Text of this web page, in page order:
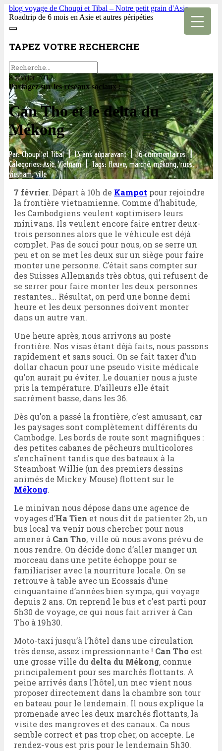
blog voyage de Choupi et Tibal – Notre petit grain d'Asie
Roadtrip de 6 mois en Asie et autres péripéties
TAPEZ VOTRE RECHERCHE
8 février 2012
Partagez sur les réseaux sociaux :
Can Tho et le delta du
Mékong
Par:Choupi et Tibal |13 ans auparavant|16 commentaires|
Categories:Asie,Vietnam |Tags:fleuve,marché,mékong,rues,
vietnam,ville
7 février. Départ à 10h de Kampot pour rejoindre
la frontière vietnamienne. Comme d’habitude,
les Cambodgiens veulent «optimiser» leurs
minivans. Ils veulent encore faire entrer deux-
trois personnes alors que le véhicule est déjà
complet. Pas de souci pour nous, on se serre un
peu et on se met les deux sur un siège pour faire
monter une personne. C’était sans compter sur
des Suisses Allemands très obtus, qui refusent de
se serrer pour faire monter les deux personnes
restantes… Résultat, on perd une bonne demi
heure et les deux personnes doivent monter
dans un autre van.
Une heure après, nous arrivons au poste
frontière. Nos visas étant déjà faits, nous passons
rapidement et sans souci. On se fait taxer d’un
dollar chacun pour une pseudo visite médicale
qu’on aurait pu éviter. Le douanier nous a juste
pris la température. D’ailleurs elle était
sacrément basse, dans les 36.
Dès qu’on a passé la frontière, c’est amusant, car
les paysages sont complètement différents du
Cambodge. Les bords de route sont magnifiques :
des petites cabanes de pêcheurs multicolores
s’enchaînent tandis que des bateaux à la
Steamboat Willie (un des premiers dessins
animés de Mickey Mouse) flottent sur le
Mékong.
Le minivan nous dépose dans une agence de
voyages d’Ha Tien et nous dit de patienter 2h, un
bus local va venir nous chercher pour nous
amener à Can Tho, ville où nous avons prévu de
nous rendre. On décide donc d’aller manger un
morceau dans une petite échoppe pour se
familiariser avec la nourriture locale. On se
retrouve à table avec un Ecossais d’une
cinquantaine d’années bien sympa, qui voyage
depuis 2 ans. On reprend le bus et c’est parti pour
5h30 de voyage, ce qui nous fait arriver à Can
Tho à 19h30.
Moto-taxi jusqu’à l’hôtel dans une circulation
très dense, assez impressionnante ! Can Tho est
une grosse ville du delta du Mékong, connue
principalement pour ses marchés flottants. A
peine arrivés dans l’hôtel, un mec vient nous
proposer directement dans la chambre son tour
en bateau pour le lendemain. Il nous explique la
promenade avec les deux marchés flottants, la
visite des mangroves et des canaux. Ca nous
semble correct et pas trop cher, on accepte. Le
rendez-vous est pris pour le lendemain 5h30.